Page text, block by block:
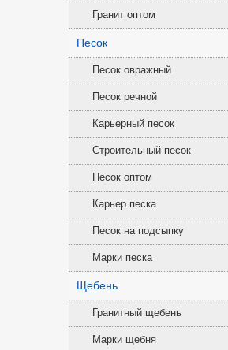
Гранит оптом
Песок
Песок овражный
Песок речной
Карьерный песок
Строительный песок
Песок оптом
Карьер песка
Песок на подсыпку
Марки песка
Щебень
Гранитный щебень
Марки щебня